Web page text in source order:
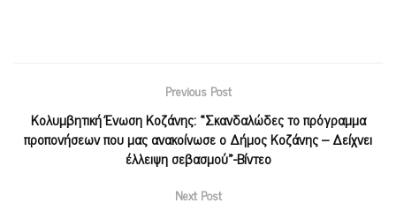
Previous Post
Κολυμβητική Ένωση Κοζάνης: «Σκανδαλώδες το πρόγραμμα
προπονήσεων που μας ανακοίνωσε ο Δήμος Κοζάνης – Δείχνει
έλλειψη σεβασμού»-Βίντεο
Next Post